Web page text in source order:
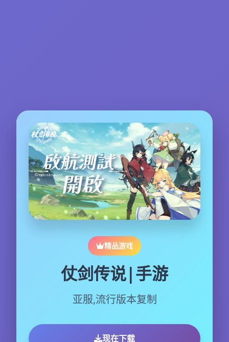
精品游戏
仗剑传说|手游
亚服,流行版本复制
现在下载